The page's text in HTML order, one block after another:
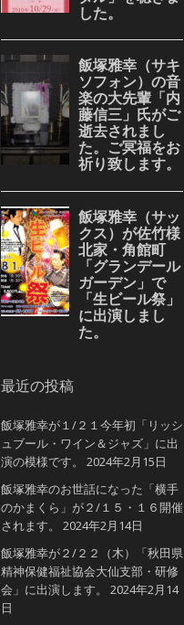
最近の投稿
飯塚雅幸が１/２１今年初「リッシ
ュブール・ワイン＆ジャズ」に出
演の模様です。
2024年2月15日
飯塚雅幸のお世話になった「横手
のかまくら」が２/１５・１６開催
されます。
2024年2月14日
飯塚雅幸が２/２２（木）「秋田県
精神保健福祉協会大仙支部・研修
会」に出演します。
2024年2月14
日